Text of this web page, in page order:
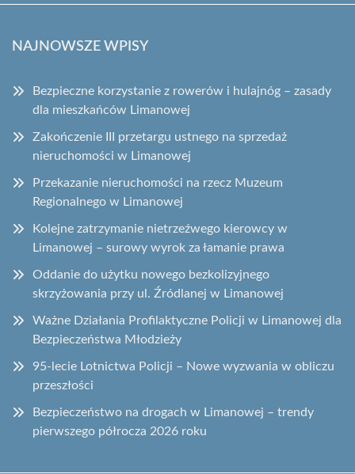
NAJNOWSZE WPISY
Bezpieczne korzystanie z rowerów i hulajnóg – zasady
dla mieszkańców Limanowej
Zakończenie III przetargu ustnego na sprzedaż
nieruchomości w Limanowej
Przekazanie nieruchomości na rzecz Muzeum
Regionalnego w Limanowej
Kolejne zatrzymanie nietrzeźwego kierowcy w
Limanowej – surowy wyrok za łamanie prawa
Oddanie do użytku nowego bezkolizyjnego
skrzyżowania przy ul. Źródlanej w Limanowej
Ważne Działania Profilaktyczne Policji w Limanowej dla
Bezpieczeństwa Młodzieży
95-lecie Lotnictwa Policji – Nowe wyzwania w obliczu
przeszłości
Bezpieczeństwo na drogach w Limanowej – trendy
pierwszego półrocza 2026 roku